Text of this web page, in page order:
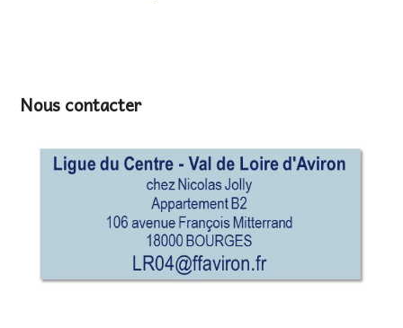
Nous contacter